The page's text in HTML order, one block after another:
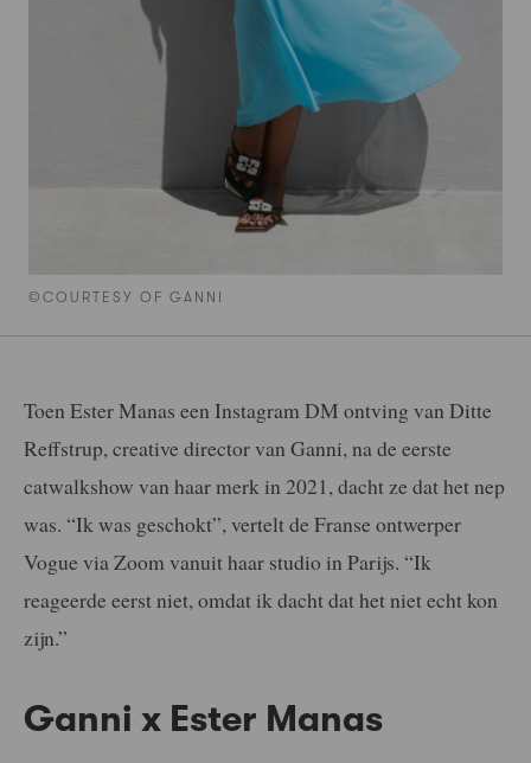
©COURTESY OF GANNI
Toen Ester Manas een Instagram DM ontving van Ditte
Reffstrup, creative director van Ganni, na de eerste
catwalkshow van haar merk in 2021, dacht ze dat het nep
was. “Ik was geschokt”, vertelt de Franse ontwerper
Vogue via Zoom vanuit haar studio in Parijs. “Ik
reageerde eerst niet, omdat ik dacht dat het niet echt kon
zijn.”
Ganni x Ester Manas